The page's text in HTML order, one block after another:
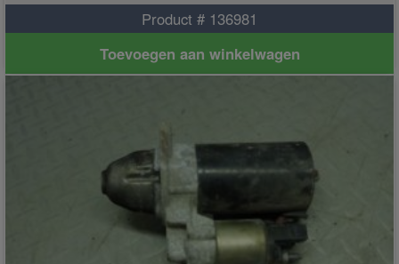
Product # 136981
Toevoegen aan winkelwagen